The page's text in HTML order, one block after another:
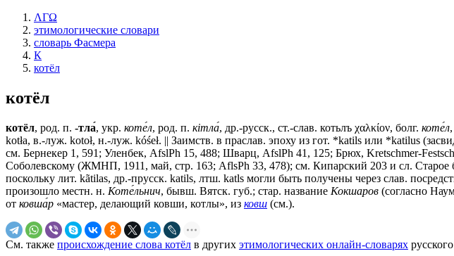
ΛΓΩ
этимологические словари
словарь Фасмера
К
котёл
котёл
котёл, род. п. -тла́, укр. коте́л, род. п. кiтла́, др.-русск., ст.-слав. котьлъ χαλκίον, болг. коте́л
kоtłа, в.-луж. kоtоł, н.-луж. kóśeł. || Заимств. в праслав. эпоху из гот. *katils или *katilus
см. Бернекер 1, 591; Уленбек, AfslPh 15, 488; Шварц, AfslPh 41, 125; Брюх, Kretschmer-
Соболевскому (ЖМНП, 1911, май, стр. 163; AflsPh 33, 478); см. Кипарский 203 и сл. Старое
поскольку лит. kãtilas, др.-прусск. katils, лтш. katls могли быть получены через слав.
произошло местн. н. Коте́льнич, бывш. Вятск. губ.; стар. название Кокшаров (согласно
от ковша́р «мастер, делающий ковши, котлы», из ковш (см.).
См. также происхождение слова котёл в других этимологических онлайн-словарях